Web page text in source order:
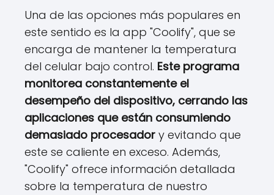
Una de las opciones más populares en
este sentido es la app "Coolify", que se
encarga de mantener la temperatura
del celular bajo control. Este programa
monitorea constantemente el
desempeño del dispositivo, cerrando las
aplicaciones que están consumiendo
demasiado procesador y evitando que
este se caliente en exceso. Además,
"Coolify" ofrece información detallada
sobre la temperatura de nuestro